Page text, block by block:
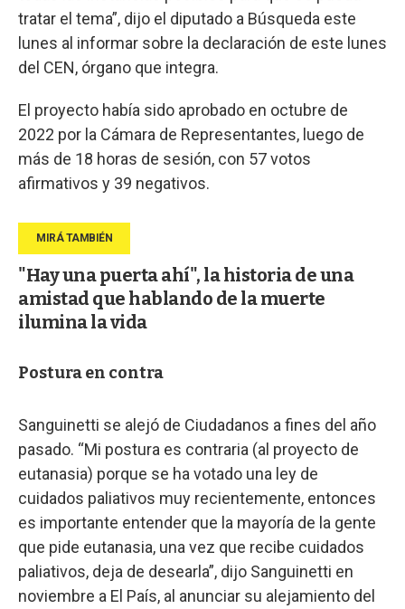
tratar el tema”, dijo el diputado a Búsqueda este
lunes al informar sobre la declaración de este lunes
del CEN, órgano que integra.
El proyecto había sido aprobado en octubre de
2022 por la Cámara de Representantes, luego de
más de 18 horas de sesión, con 57 votos
afirmativos y 39 negativos.
"Hay una puerta ahí", la historia de una
amistad que hablando de la muerte
ilumina la vida
Postura en contra
Sanguinetti se alejó de Ciudadanos a fines del año
pasado. “Mi postura es contraria (al proyecto de
eutanasia) porque se ha votado una ley de
cuidados paliativos muy recientemente, entonces
es importante entender que la mayoría de la gente
que pide eutanasia, una vez que recibe cuidados
paliativos, deja de desearla”, dijo Sanguinetti en
noviembre a El País, al anunciar su alejamiento del